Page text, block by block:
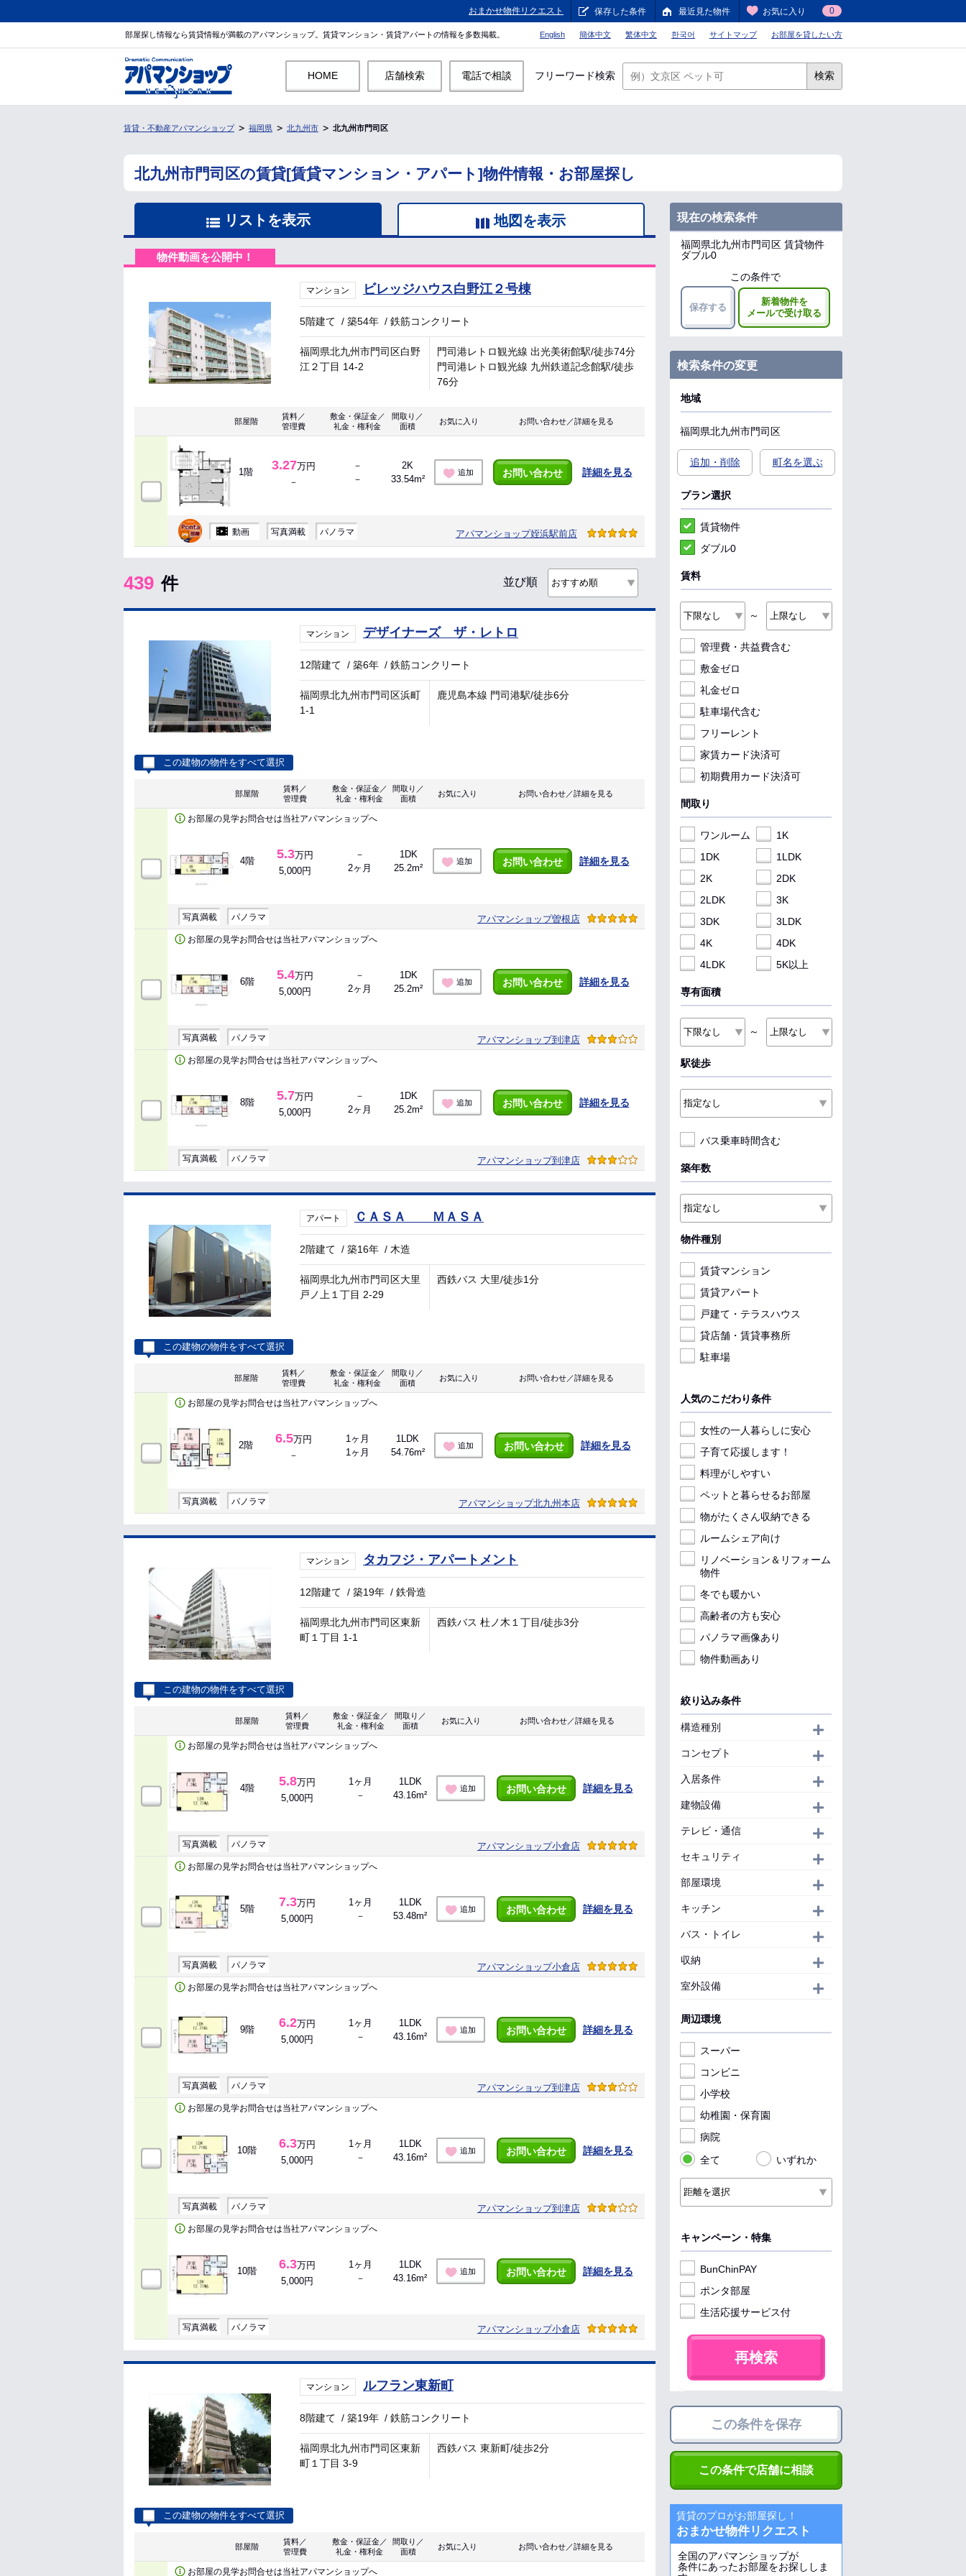
おまかせ物件リクエスト 保存した条件 最近見た物件 お気に入り 0
部屋探し情報なら賃貸情報が満載のアパマンショップ。賃貸マンション・賃貸アパートの情報を多数掲載。 English 簡体中文 繁体中文 한국어 サイトマップ お部屋を貸したい方
HOME 店舗検索 電話で相談 フリーワード検索 検索
賃貸・不動産アパマンショップ 福岡県 北九州市 北九州市門司区
北九州市門司区の賃貸[賃貸マンション・アパート]物件情報・お部屋探し
リストを表示 地図を表示
物件動画を公開中！
マンション ビレッジハウス白野江２号棟
5階建て /築54年 /鉄筋コンクリート
福岡県北九州市門司区白野
江２丁目 14-2
門司港レトロ観光線 出光美術館駅/徒歩74分
門司港レトロ観光線 九州鉄道記念館駅/徒歩
76分
部屋階
賃料／
管理費
敷金・保証金／
礼金・権利金
間取り／
面積
お気に入り お問い合わせ／詳細を見る
1階 3.27万円
－
－
－
2K
33.54m²
追加 お問い合わせ 詳細を見る
動画 写真満載 パノラマ アパマンショップ姪浜駅前店
439 件 並び順
マンション デザイナーズ ザ・レトロ
12階建て /築6年 /鉄筋コンクリート
福岡県北九州市門司区浜町
1-1
鹿児島本線 門司港駅/徒歩6分
この建物の物件をすべて選択
部屋階
賃料／
管理費
敷金・保証金／
礼金・権利金
間取り／
面積
お気に入り お問い合わせ／詳細を見る
お部屋の見学お問合せは当社アパマンショップへ
4階 5.3万円
5,000円
－
2ヶ月
1DK
25.2m²
追加 お問い合わせ 詳細を見る
写真満載 パノラマ アパマンショップ曽根店
お部屋の見学お問合せは当社アパマンショップへ
6階 5.4万円
5,000円
－
2ヶ月
1DK
25.2m²
追加 お問い合わせ 詳細を見る
写真満載 パノラマ アパマンショップ到津店
お部屋の見学お問合せは当社アパマンショップへ
8階 5.7万円
5,000円
－
2ヶ月
1DK
25.2m²
追加 お問い合わせ 詳細を見る
写真満載 パノラマ アパマンショップ到津店
アパート ＣＡＳＡ ＭＡＳＡ
2階建て /築16年 / 木造
福岡県北九州市門司区大里
戸ノ上１丁目 2-29
西鉄バス 大里/徒歩1分
この建物の物件をすべて選択
部屋階
賃料／
管理費
敷金・保証金／
礼金・権利金
間取り／
面積
お気に入り お問い合わせ／詳細を見る
お部屋の見学お問合せは当社アパマンショップへ
2階 6.5万円
－
1ヶ月
1ヶ月
1LDK
54.76m²
追加 お問い合わせ 詳細を見る
写真満載 パノラマ アパマンショップ北九州本店
マンション タカフジ・アパートメント
12階建て /築19年 /鉄骨造
福岡県北九州市門司区東新
町１丁目 1-1
西鉄バス 杜ノ木１丁目/徒歩3分
この建物の物件をすべて選択
部屋階
賃料／
管理費
敷金・保証金／
礼金・権利金
間取り／
面積
お気に入り お問い合わせ／詳細を見る
お部屋の見学お問合せは当社アパマンショップへ
4階 5.8万円
5,000円
1ヶ月
－
1LDK
43.16m²
追加 お問い合わせ 詳細を見る
写真満載 パノラマ アパマンショップ小倉店
お部屋の見学お問合せは当社アパマンショップへ
5階 7.3万円
5,000円
1ヶ月
－
1LDK
53.48m²
追加 お問い合わせ 詳細を見る
写真満載 パノラマ アパマンショップ小倉店
お部屋の見学お問合せは当社アパマンショップへ
9階 6.2万円
5,000円
1ヶ月
－
1LDK
43.16m²
追加 お問い合わせ 詳細を見る
写真満載 パノラマ アパマンショップ到津店
お部屋の見学お問合せは当社アパマンショップへ
10階 6.3万円
5,000円
1ヶ月
－
1LDK
43.16m²
追加 お問い合わせ 詳細を見る
写真満載 パノラマ アパマンショップ到津店
お部屋の見学お問合せは当社アパマンショップへ
10階 6.3万円
5,000円
1ヶ月
－
1LDK
43.16m²
追加 お問い合わせ 詳細を見る
写真満載 パノラマ アパマンショップ小倉店
マンション ルフラン東新町
8階建て /築19年 /鉄筋コンクリート
福岡県北九州市門司区東新
町１丁目 3-9
西鉄バス 東新町/徒歩2分
この建物の物件をすべて選択
部屋階
賃料／
管理費
敷金・保証金／
礼金・権利金
間取り／
面積
お気に入り お問い合わせ／詳細を見る
お部屋の見学お問合せは当社アパマンショップへ
現在の検索条件
福岡県北九州市門司区 賃貸物件
ダブル0
この条件で
保存する
新着物件を
メールで受け取る
検索条件の変更
地域
福岡県北九州市門司区
追加・削除 町名を選ぶ
プラン選択
賃貸物件
ダブル0
賃料
～
管理費・共益費含む
敷金ゼロ
礼金ゼロ
駐車場代含む
フリーレント
家賃カード決済可
初期費用カード決済可
間取り
ワンルーム
1K
1DK
1LDK
2K
2DK
2LDK
3K
3DK
3LDK
4K
4DK
4LDK
5K以上
専有面積
～
駅徒歩
バス乗車時間含む
築年数
物件種別
賃貸マンション
賃貸アパート
戸建て・テラスハウス
貸店舗・賃貸事務所
駐車場
人気のこだわり条件
女性の一人暮らしに安心
子育て応援します！
料理がしやすい
ペットと暮らせるお部屋
物がたくさん収納できる
ルームシェア向け
リノベーション＆リフォーム
物件
冬でも暖かい
高齢者の方も安心
パノラマ画像あり
物件動画あり
絞り込み条件
構造種別
コンセプト
入居条件
建物設備
テレビ・通信
セキュリティ
部屋環境
キッチン
バス・トイレ
収納
室外設備
周辺環境
スーパー
コンビニ
小学校
幼稚園・保育園
病院
全て
いずれか
キャンペーン・特集
BunChinPAY
ポンタ部屋
生活応援サービス付
再検索
この条件を保存
この条件で店舗に相談
賃貸のプロがお部屋探し！
おまかせ物件リクエスト
全国のアパマンショップが
条件にあったお部屋をお探ししま